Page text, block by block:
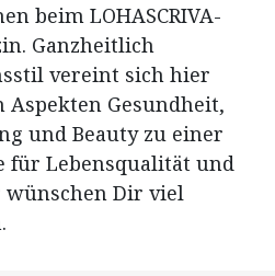
beim LOHASCRIVA-
Ganzheitlich
vereint sich hier
Gesundheit,
und Beauty zu einer
Lebensqualität und
Dir viel